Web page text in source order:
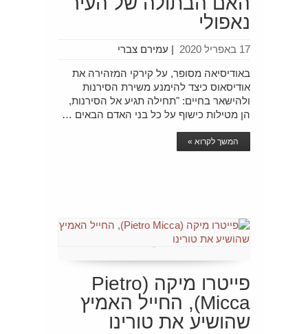
נאפולי
עמירם צברי | 17 באפריל 2020
באודיסיאה מסופר, על קירקי המזהירה את
אודיסאוס כיצד להימנע משירת הסירנות
ולהישאר בחיים: "תחילה תגיע אל הסירנות,
הן מטילות כישוף על כל בני האדם הבאים …
המשך לקרוא »
פייטרו מיקה (Pietro
Micca), החייל האמיץ
שהושיע את טורינו